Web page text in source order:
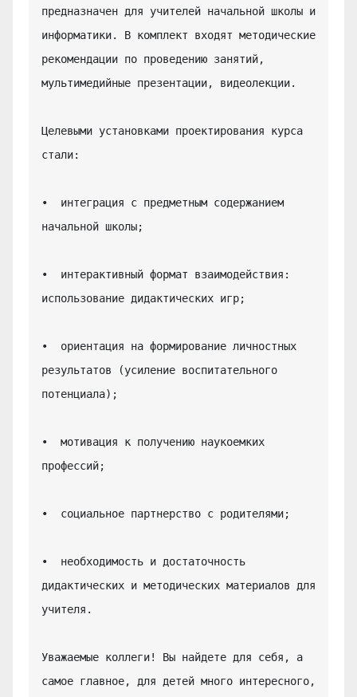
предназначен для учителей начальной школы и
информатики. В комплект входят методические
рекомендации по проведению занятий,
мультимедийные презентации, видеолекции.
Целевыми установками проектирования курса
стали:
•  интеграция с предметным содержанием
начальной школы;
•  интерактивный формат взаимодействия:
использование дидактических игр;
•  ориентация на формирование личностных
результатов (усиление воспитательного
потенциала);
•  мотивация к получению наукоемких
профессий;
•  социальное партнерство с родителями;
•  необходимость и достаточность
дидактических и методических материалов для
учителя.
Уважаемые коллеги! Вы найдете для себя, а
самое главное, для детей много интересного,